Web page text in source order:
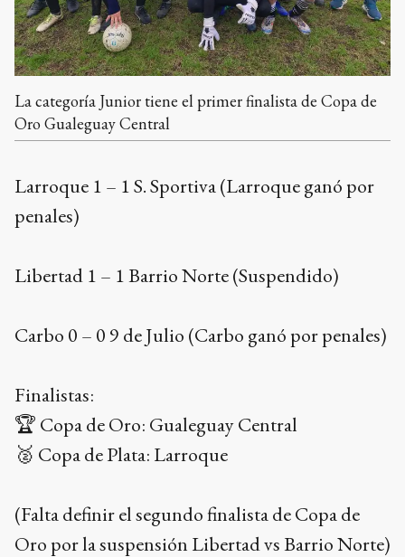
La categoría Junior tiene el primer finalista de Copa de
Oro Gualeguay Central
Larroque 1 – 1 S. Sportiva (Larroque ganó por
penales)
Libertad 1 – 1 Barrio Norte (Suspendido)
Carbo 0 – 0 9 de Julio (Carbo ganó por penales)
Finalistas:
🏆 Copa de Oro: Gualeguay Central
🥈 Copa de Plata: Larroque
(Falta definir el segundo finalista de Copa de
Oro por la suspensión Libertad vs Barrio Norte)